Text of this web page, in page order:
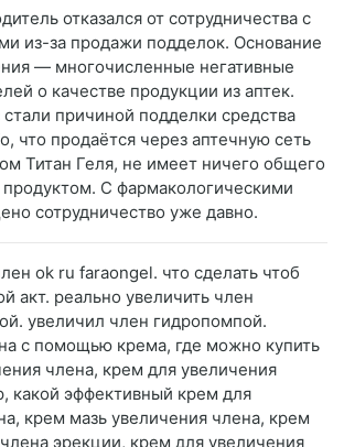
отказался от сотрудничества с
из-за продажи подделок. Основание
— многочисленные негативные
о качестве продукции из аптек.
причиной подделки средства
что продаётся через аптечную сеть
Титан Геля, не имеет ничего общего
С фармакологическими
сотрудничество уже давно.
ok ru faraongel. что сделать чтоб
акт. реально увеличить член
увеличил член гидропомпой.
с помощью крема, где можно купить
члена, крем для увеличения
какой эффективный крем для
крем мазь увеличения члена, крем
эрекции, крем для увеличения